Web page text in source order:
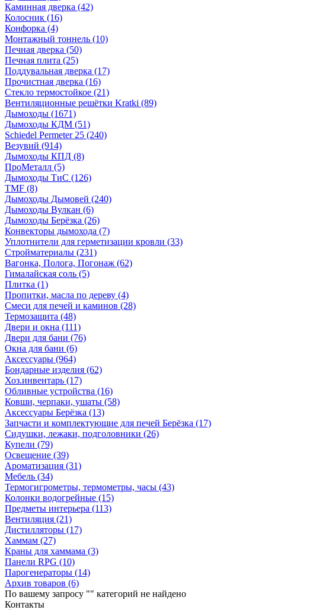
Каминная дверка (42)
Колосник (16)
Конфорка (4)
Монтажный тоннель (10)
Печная дверка (50)
Печная плита (25)
Поддувальная дверка (17)
Прочистная дверка (16)
Стекло термостойкое (21)
Вентиляционные решётки Kratki (89)
Дымоходы (1671)
Дымоходы КДМ (51)
Schiedel Permeter 25 (240)
Везувий (914)
Дымоходы КПД (8)
ПроМеталл (5)
Дымоходы ТиС (126)
TMF (8)
Дымоходы Дымовей (240)
Дымоходы Вулкан (6)
Дымоходы Берёзка (26)
Конвекторы дымохода (7)
Уплотнители для герметизации кровли (33)
Стройматериалы (231)
Вагонка, Полога, Погонаж (62)
Гималайская соль (5)
Плитка (1)
Пропитки, масла по дереву (4)
Смеси для печей и каминов (28)
Термозащита (48)
Двери и окна (111)
Двери для бани (76)
Окна для бани (6)
Аксессуары (964)
Бондарные изделия (62)
Хоз.инвентарь (17)
Обливные устройства (16)
Ковши, черпаки, ушаты (58)
Аксессуары Берёзка (13)
Запчасти и комплектующие для печей Берёзка (17)
Сидушки, лежаки, подголовники (26)
Купели (79)
Освещение (39)
Ароматизация (31)
Мебель (34)
Термогигрометры, термометры, часы (43)
Колонки водогрейные (15)
Предметы интерьера (113)
Вентиляция (21)
Дистилляторы (17)
Хаммам (27)
Краны для хаммама (3)
Панели RPG (10)
Парогенераторы (14)
Архив товаров (6)
По вашему запросу "" категорий не найдено
Контакты